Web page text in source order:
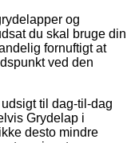
og
du skal bruge din
fornuftigt at
ved den
til dag-til-dag
Grydelap i
desto mindre